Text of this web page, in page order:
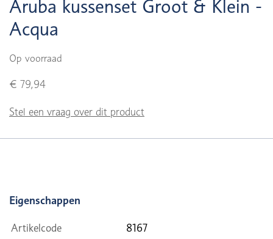
Aruba kussenset Groot & Klein -
Acqua
Op voorraad
€ 79,94
Stel een vraag over dit product
Eigenschappen
Artikelcode 8167